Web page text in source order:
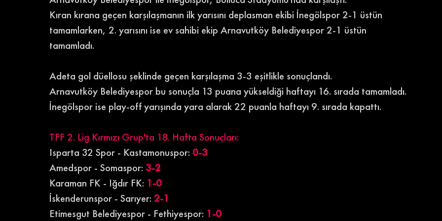
Kıran kırana geçen karşılaşmanın ilk yarısını deplasman ekibi İnegölspor 2-1 üstün
tamamlarken, 2. yarısını ise ev sahibi ekip Arnavutköy Belediyespor 2-1 üstün
tamamladı.
Adeta gol düellosu şeklinde geçen karşılaşma 3-3 eşitlikle sonuçlandı.
Arnavutköy Belediyespor bu sonuçla 13 puana yükseldiği haftayı 16. sırada tamamladı.
İnegölspor ise play-off yarışında yara alarak 22 puanla haftayı 9. sırada kapattı.
TFF 2. Lig Kırmızı Grup'ta 18. Hafta Sonuçları:
Isparta 32 Spor - Kastamonuspor: 0-3
Amedspor - Somaspor: 3-2
Karaman FK - Iğdır FK: 1-0
İskenderunspor - Sarıyer: 2-1
Etimesgut Belediyespor - Fethiyespor: 1-0